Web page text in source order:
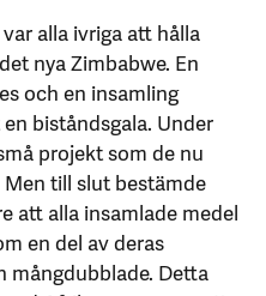
alla ivriga att hålla
nya Zimbabwe. En
och en insamling
biståndsgala. Under
projekt som de nu
till slut bestämde
att alla insamlade medel
en del av deras
mångdubblade. Detta